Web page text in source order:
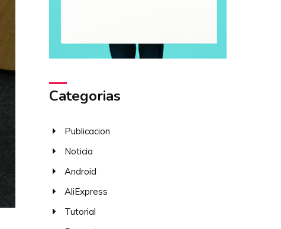
Categorias
Publicacion
Noticia
Android
AliExpress
Tutorial